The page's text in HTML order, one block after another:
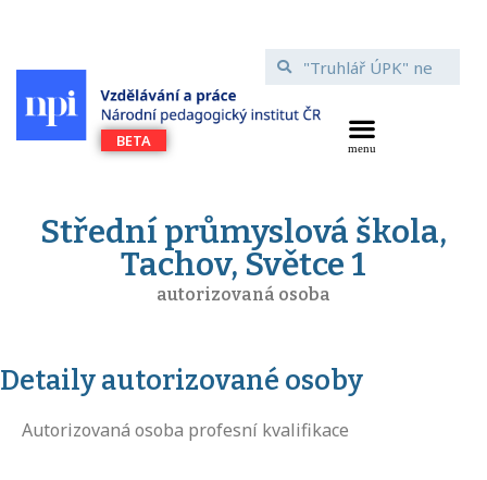
Střední průmyslová škola,
Tachov, Světce 1
autorizovaná osoba
Detaily autorizované osoby
Autorizovaná osoba profesní kvalifikace